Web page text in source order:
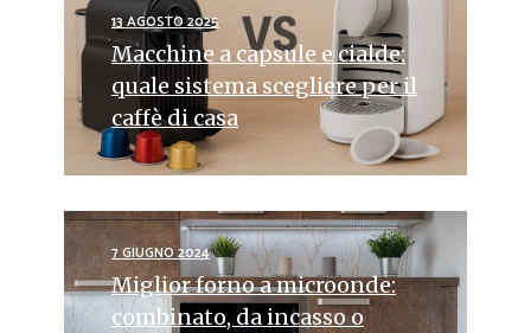
13 AGOSTO 2025
Macchine a capsule e cialde:
quale sistema scegliere per il
caffè di casa
7 GIUGNO 2024
Miglior forno a microonde:
combinato, da incasso o